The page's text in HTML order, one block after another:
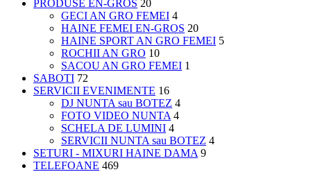
PRODUSE EN-GROS 20
GECI AN GRO FEMEI 4
HAINE FEMEI EN-GROS 20
HAINE SPORT AN GRO FEMEI 5
ROCHII AN GRO 10
SACOU AN GRO FEMEI 1
SABOTI 72
SERVICII EVENIMENTE 16
DJ NUNTA sau BOTEZ 4
FOTO VIDEO NUNTA 4
SCHELA DE LUMINI 4
SERVICII NUNTA sau BOTEZ 4
SETURI - MIXURI HAINE DAMA 9
TELEFOANE 469